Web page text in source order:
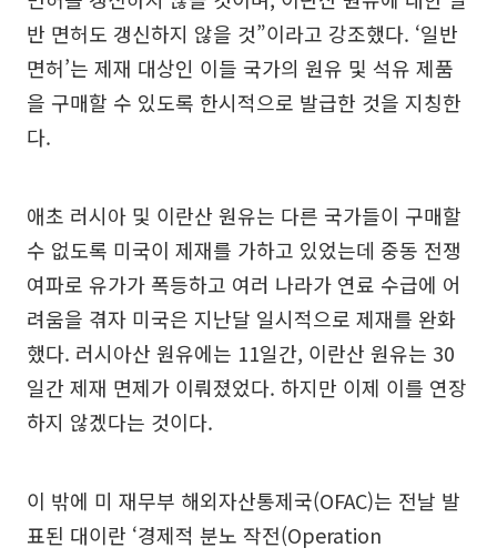
반 면허도 갱신하지 않을 것”이라고 강조했다. ‘일반
면허’는 제재 대상인 이들 국가의 원유 및 석유 제품
을 구매할 수 있도록 한시적으로 발급한 것을 지칭한
다.
애초 러시아 및 이란산 원유는 다른 국가들이 구매할
수 없도록 미국이 제재를 가하고 있었는데 중동 전쟁
여파로 유가가 폭등하고 여러 나라가 연료 수급에 어
려움을 겪자 미국은 지난달 일시적으로 제재를 완화
했다. 러시아산 원유에는 11일간, 이란산 원유는 30
일간 제재 면제가 이뤄졌었다. 하지만 이제 이를 연장
하지 않겠다는 것이다.
이 밖에 미 재무부 해외자산통제국(OFAC)는 전날 발
표된 대이란 ‘경제적 분노 작전(Operation